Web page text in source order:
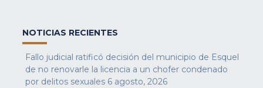
NOTICIAS RECIENTES
Fallo judicial ratificó decisión del municipio de Esquel
de no renovarle la licencia a un chofer condenado
por delitos sexuales 6 agosto, 2026